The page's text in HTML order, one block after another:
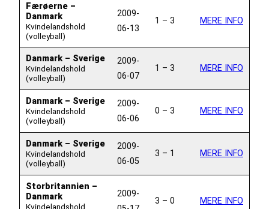
Færøerne –
Danmark
Kvindelandshold
(volleyball)
2009-
06-13
1 – 3 MERE INFO
Danmark – Sverige
Kvindelandshold
(volleyball)
2009-
06-07
1 – 3 MERE INFO
Danmark – Sverige
Kvindelandshold
(volleyball)
2009-
06-06
0 – 3 MERE INFO
Danmark – Sverige
Kvindelandshold
(volleyball)
2009-
06-05
3 – 1 MERE INFO
Storbritannien –
Danmark
Kvindelandshold
2009-
3 – 0 MERE INFO